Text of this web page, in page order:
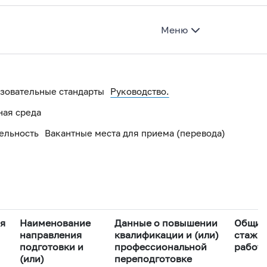
организации
Меню
стандарты
Руководство.
среда
Вакантные места для приема (перевода)
Наименование
направления
подготовки и
(или)
Данные о повышении
квалификации и (или)
профессиональной
переподготовке
Общий
стаж